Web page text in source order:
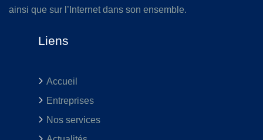
ainsi que sur l’Internet dans son ensemble.
Liens
Accueil
Entreprises
Nos services